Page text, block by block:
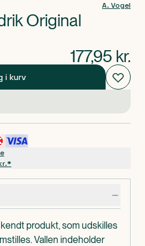
produkt, som udskilles
Vallen indeholder
A. Vogel
Original
177,95 kr.
i kurv